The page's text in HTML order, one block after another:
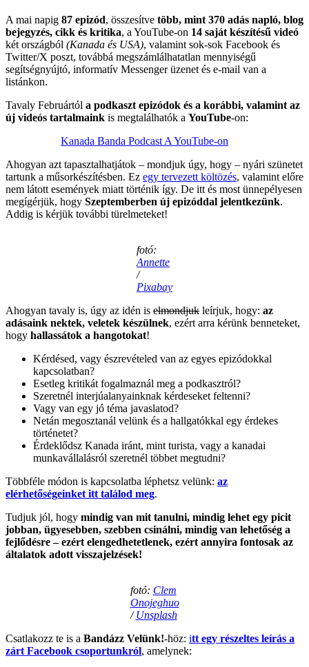
A mai napig 87 epizód, összesítve több, mint 370 adás napló, blog
bejegyzés, cikk és kritika, a YouTube-on 14 saját készítésű videó
két országból (Kanada és USA), valamint sok-sok Facebook és
Twitter/X poszt, továbbá megszámlálhatatlan mennyiségű
segítségnyújtó, informatív Messenger üzenet és e-mail van a
listánkon.
Tavaly Februártól a podkaszt epizódok és a korábbi, valamint az
új videós tartalmaink is megtalálhatók a YouTube-on:
Kanada Banda Podcast A YouTube-on
Ahogyan azt tapasztalhatjátok – mondjuk úgy, hogy – nyári szünetet
tartunk a műsorkészítésben. Ez egy tervezett költözés, valamint előre
nem látott események miatt történik így. De itt és most ünnepélyesen
megígérjük, hogy Szeptemberben új epizóddal jelentkezünk.
Addig is kérjük további türelmeteket!
fotó:
Annette
/
Pixabay
Ahogyan tavaly is, úgy az idén is elmondjuk leírjuk, hogy: az
adásaink nektek, veletek készülnek, ezért arra kérünk benneteket,
hogy hallassátok a hangotokat!
Kérdésed, vagy észrevételed van az egyes epizódokkal
kapcsolatban?
Esetleg kritikát fogalmaznál meg a podkasztról?
Szeretnél interjúalanyainknak kérdeseket feltenni?
Vagy van egy jó téma javaslatod?
Netán megosztanál velünk és a hallgatókkal egy érdekes
történetet?
Érdeklődsz Kanada iránt, mint turista, vagy a kanadai
munkavállalásról szeretnél többet megtudni?
Többféle módon is kapcsolatba léphetsz velünk: az
elérhetőségeinket itt találod meg.
Tudjuk jól, hogy mindig van mit tanulni, mindig lehet egy picit
jobban, ügyesebben, szebben csinálni, mindig van lehetőség a
fejlődésre – ezért elengedhetetlenek, ezért annyira fontosak az
általatok adott visszajelzések!
fotó: Clem
Onojeghuo
/Unsplash
Csatlakozz te is a Bandázz Velünk!-höz: itt egy részeltes leírás a
zárt Facebook csoportunkról, amelynek: